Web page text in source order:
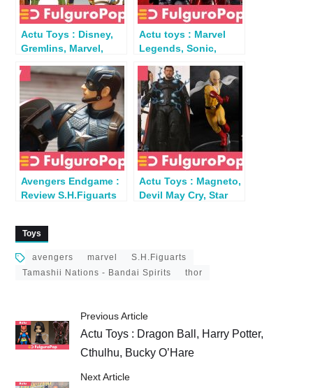
Actu Toys : Disney,
Gremlins, Marvel,
Zorro
Actu toys : Marvel
Legends, Sonic,
Quinn
Avengers Endgame :
Review S.H.Figuarts
Actu Toys : Magneto,
Devil May Cry, Star
Toys
avengers marvel
S.H.Figuarts
Tamashii Nations - Bandai Spirits
thor
Previous Article
Actu Toys : Dragon Ball, Harry Potter,
Cthulhu, Bucky O’Hare
Next Article